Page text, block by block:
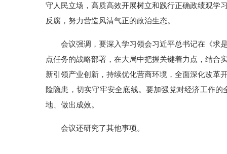
守人民立场，高质高效开展树立和践行正确政绩观学
反腐，努力营造风清气正的政治生态。
会议强调，要深入学习领会习近平总书记在《求
点任务的战略部署，在大局中把握关键着力点，结合
新引领产业创新，持续优化营商环境，全面深化改革
险隐患，切实守牢安全底线。要加强党对经济工作
地、做出成效。
会议还研究了其他事项。